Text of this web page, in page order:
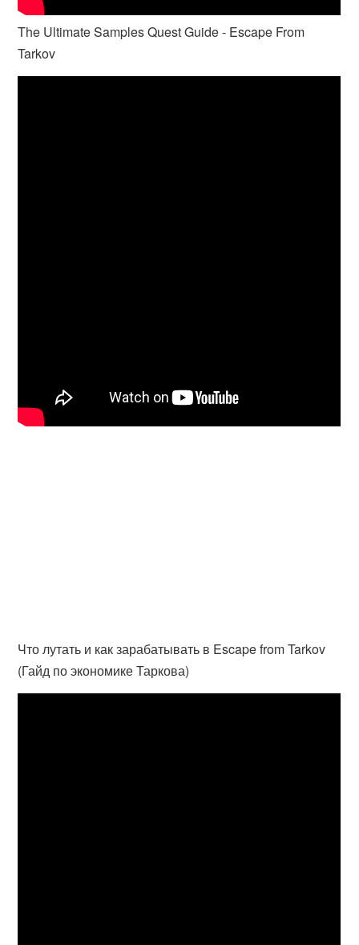
The Ultimate Samples Quest Guide - Escape From
Tarkov
Что лутать и как зарабатывать в Escape from Tarkov
(Гайд по экономике Таркова)